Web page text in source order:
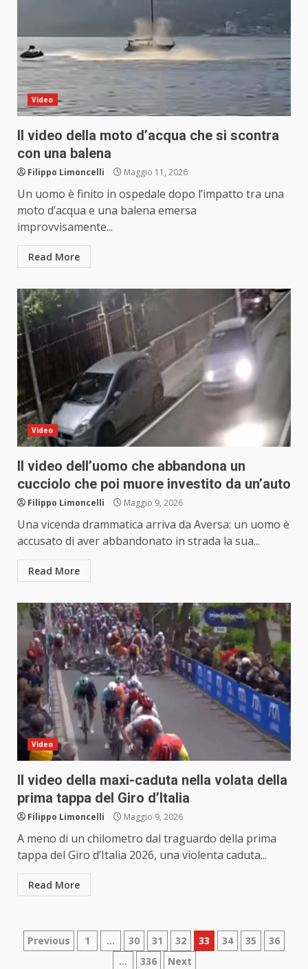
Video
Il video della moto d’acqua che si scontra
con una balena
Filippo Limoncelli Maggio 11, 2026
Un uomo è finito in ospedale dopo l’impatto tra una
moto d’acqua e una balena emersa
improvvisamente...
Read More
Video
Il video dell’uomo che abbandona un
cucciolo che poi muore investito da un’auto
Filippo Limoncelli Maggio 9, 2026
Una vicenda drammatica arriva da Aversa: un uomo è
accusato di aver abbandonato in strada la sua...
Read More
Video
Il video della maxi-caduta nella volata della
prima tappa del Giro d’Italia
Filippo Limoncelli Maggio 9, 2026
A meno di un chilometro dal traguardo della prima
tappa del Giro d’Italia 2026, una violenta caduta...
Read More
Paginazione
Previous 1 … 30 31 32 33 34 35
36
…
336 Next